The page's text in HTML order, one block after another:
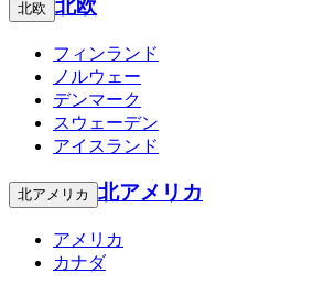
北欧 北欧
フィンランド
ノルウェー
デンマーク
スウェーデン
アイスランド
北アメリカ 北アメリカ
アメリカ
カナダ